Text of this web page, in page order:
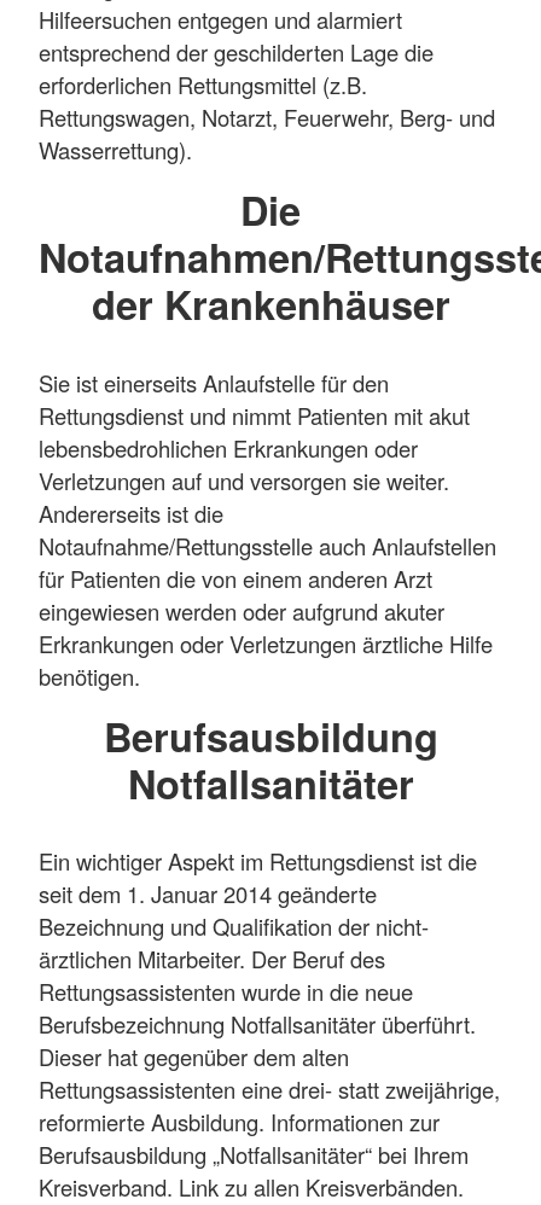
Hilfeersuchen entgegen und alarmiert
entsprechend der geschilderten Lage die
erforderlichen Rettungsmittel (z.B.
Rettungswagen, Notarzt, Feuerwehr, Berg- und
Wasserrettung).
Die
Notaufnahmen/
der Krankenhäuser
Sie ist einerseits Anlaufstelle für den
Rettungsdienst und nimmt Patienten mit akut
lebensbedrohlichen Erkrankungen oder
Verletzungen auf und versorgen sie weiter.
Andererseits ist die
Notaufnahme/Rettungsstelle auch Anlaufstellen
für Patienten die von einem anderen Arzt
eingewiesen werden oder aufgrund akuter
Erkrankungen oder Verletzungen ärztliche Hilfe
benötigen.
Berufsausbildung
Notfallsanitäter
Ein wichtiger Aspekt im Rettungsdienst ist die
seit dem 1. Januar 2014 geänderte
Bezeichnung und Qualifikation der nicht-
ärztlichen Mitarbeiter. Der Beruf des
Rettungsassistenten wurde in die neue
Berufsbezeichnung Notfallsanitäter überführt.
Dieser hat gegenüber dem alten
Rettungsassistenten eine drei- statt zweijährige,
reformierte Ausbildung. Informationen zur
Berufsausbildung „Notfallsanitäter“ bei Ihrem
Kreisverband. Link zu allen Kreisverbänden.